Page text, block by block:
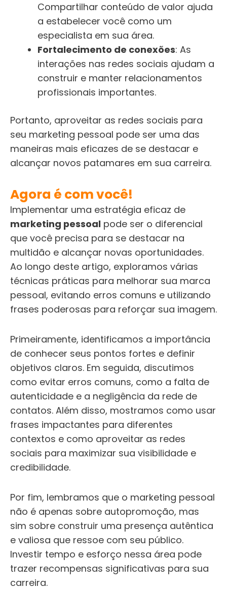
Compartilhar conteúdo de valor ajuda
a estabelecer você como um
especialista em sua área.
Fortalecimento de conexões: As
interações nas redes sociais ajudam a
construir e manter relacionamentos
profissionais importantes.
Portanto, aproveitar as redes sociais para
seu marketing pessoal pode ser uma das
maneiras mais eficazes de se destacar e
alcançar novos patamares em sua carreira.
Agora é com você!
Implementar uma estratégia eficaz de
marketing pessoal pode ser o diferencial
que você precisa para se destacar na
multidão e alcançar novas oportunidades.
Ao longo deste artigo, exploramos várias
técnicas práticas para melhorar sua marca
pessoal, evitando erros comuns e utilizando
frases poderosas para reforçar sua imagem.
Primeiramente, identificamos a importância
de conhecer seus pontos fortes e definir
objetivos claros. Em seguida, discutimos
como evitar erros comuns, como a falta de
autenticidade e a negligência da rede de
contatos. Além disso, mostramos como usar
frases impactantes para diferentes
contextos e como aproveitar as redes
sociais para maximizar sua visibilidade e
credibilidade.
Por fim, lembramos que o marketing pessoal
não é apenas sobre autopromoção, mas
sim sobre construir uma presença autêntica
e valiosa que ressoe com seu público.
Investir tempo e esforço nessa área pode
trazer recompensas significativas para sua
carreira.